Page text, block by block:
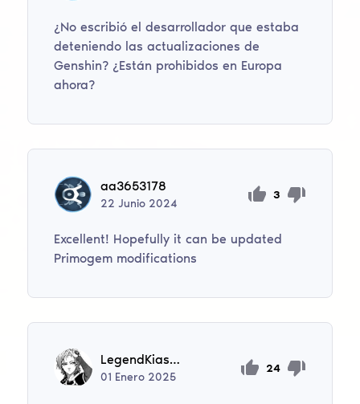
¿No escribió el desarrollador que estaba
deteniendo las actualizaciones de
Genshin? ¿Están prohibidos en Europa
ahora?
aa3653178
22Junio 2024
3
Excellent! Hopefully it can be updated
Primogem modifications
LegendKiaser
01 Enero 2025
24